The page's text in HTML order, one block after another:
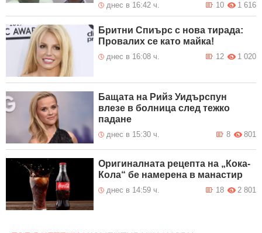
днес в 16:42 ч. 1 616
10
Бритни Спиърс с нова тирада:
Провалих се като майка!
днес в 16:08 ч. 1 020
12
Бащата на Рийз Уидърспун
влезе в болница след тежко
падане
днес в 15:30 ч. 801
8
Оригиналната рецепта на „Кока-
Кола“ бе намерена в манастир
днес в 14:59 ч. 2 801
18